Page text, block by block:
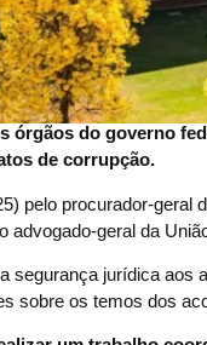
órgãos do governo
de corrupção.
pelo procurador-geral
advogado-geral da
segurança jurídica
sobre os temos dos